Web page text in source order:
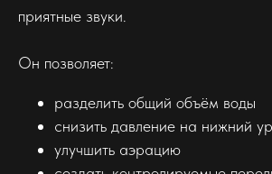
приятные звуки.
Он позволяет:
разделить общий объём воды
снизить давление на нижний
улучшить аэрацию